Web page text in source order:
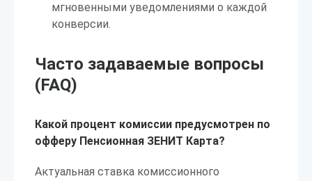
мгновенными уведомлениями о каждой
конверсии.
Часто задаваемые вопросы
(FAQ)
Какой процент комиссии предусмотрен по
офферу Пенсионная ЗЕНИТ Карта?
Актуальная ставка комиссионного